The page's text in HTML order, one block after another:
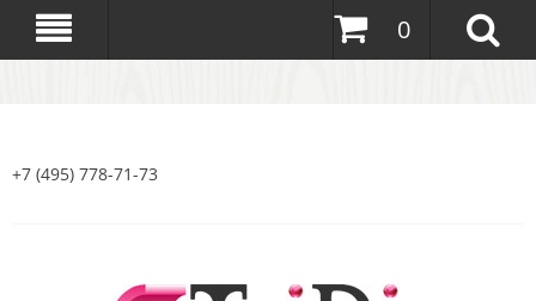
0
+7 (495) 778-71-73